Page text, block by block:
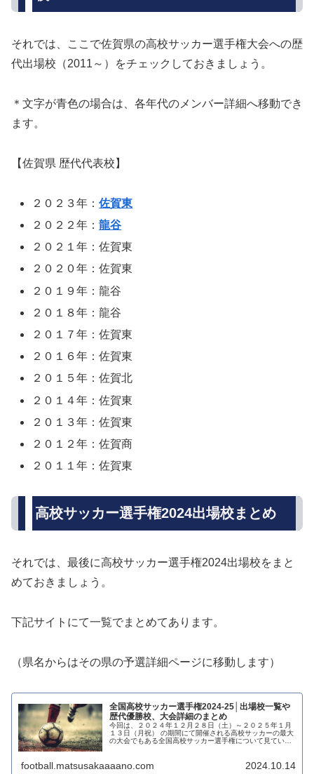
それでは、ここで佐賀県の高校サッカー選手権大会への歴
代出場校（2011～）をチェックしておきましょう。
＊文字が青色の場合は、各年代のメンバー詳細へ移動でき
ます。
【佐賀県 歴代代表校】
２０２３年：佐賀東
２０２２年：龍谷
２０２１年：佐賀東
２０２０年：佐賀東
２０１９年：龍谷
２０１８年：龍谷
２０１７年：佐賀東
２０１６年：佐賀東
２０１５年：佐賀北
２０１４年：佐賀東
２０１３年：佐賀東
２０１２年：佐賀商
２０１１年：佐賀東
高校サッカー選手権2024出場校まとめ
それでは、最後に高校サッカー選手権2024出場校をまと
めておきましょう。
下記サイトにて一覧でまとめてあります。
（県名からはその県の予選詳細ページに移動します）
全国高校サッカー選手権2024-25│出場校一覧や
歴代優勝校、大会詳細のまとめ
今回は、２０２４年１２月２８日（土）～２０２５年１月
１３日（月祝） の期間にて開催される高校サッカーの最大
の大会でもある全国高校サッカー選手権について見ていき
football.matsusakaaaano.com 2024.10.14